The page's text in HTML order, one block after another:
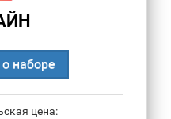
наборе
цена: